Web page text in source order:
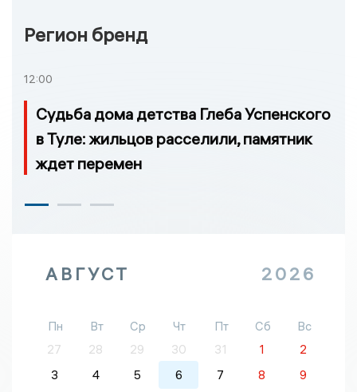
Регион бренд
12:00
Судьба дома детства Глеба Успенского
в Туле: жильцов расселили, памятник
ждет перемен
АВГУСТ 2026
Пн Вт Ср Чт Пт Сб
Вс
27
28 29 30 31 1
2
3
4 5 6 7 8
9